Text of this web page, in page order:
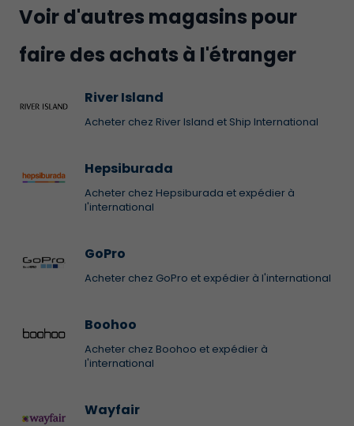
Voir d'autres magasins pour
faire des achats à l'étranger
River Island
Acheter chez River Island et Ship International
Hepsiburada
Acheter chez Hepsiburada et expédier à
l'international
GoPro
Acheter chez GoPro et expédier à l'international
Boohoo
Acheter chez Boohoo et expédier à
l'international
Wayfair